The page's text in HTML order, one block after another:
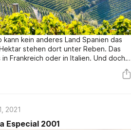
kein anderes Land Spanien das
stehen dort unter Reben. Das
Frankreich oder in Italien. Und doch
produziert. Das liegt vor allem daran,
gibt. Es sind die alten, teils
häufig in Weinbränden oder ist im
2021
Especial 2001